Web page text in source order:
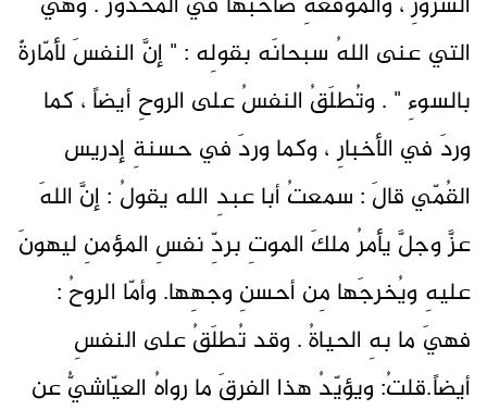
التي عنى اللهُ سبحانَه بقولِه : " إنَّ النفسَ لأمّارةٌ
بالسوءِ " . وتُطلَقُ النفسُ على الروحِ أيضاً ، كما
وردَ في الأخبارِ ، وكما وردَ في حسنةِ إدريس
القُمّي قالَ : سمعتُ أبا عبدِ الله يقولُ : إنَّ اللهَ
عزَّ وجلَّ يأمرُ ملكَ الموتِ بردِّ نفسِ المؤمنِ ليهونَ
عليهِ ويُخرجَها مِن أحسنِ وجهِها. وأمّا الروحُ :
فهيَ ما بهِ الحياةُ . وقد تُطلَقُ على النفسِ
أيضاً.قلتُ: ويؤيّدُ هذا الفرقَ ما رواهُ العيّاشيُّ عن